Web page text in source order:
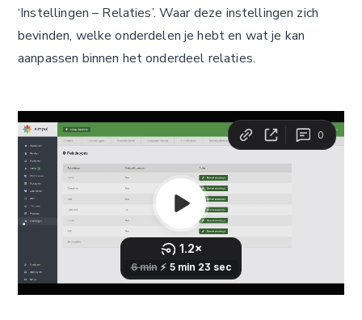
‘Instellingen – Relaties’. Waar deze instellingen zich
bevinden, welke onderdelen je hebt en wat je kan
aanpassen binnen het onderdeel relaties.